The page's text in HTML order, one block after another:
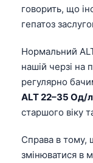
говорить, що
гепатоз
Нормальний
нашій черзі на
регулярно
ALT 22–35 Од/л
старшого віку
Справа в тому,
змінюватися в